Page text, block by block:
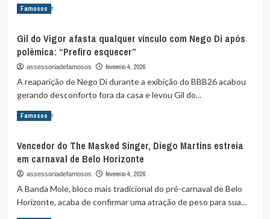
global
odontologia
moderna
Read MoreRead
Rayane
Figliuzzi
fala
Belo
contracenar
Viviane
em
“Três
Graças”
e
elogia
ex
Famosos
Gil do Vigor afasta qualquer vínculo com Nego Di após
polêmica: “Prefiro esquecer”
assessoriadefamosos fevereiro 4, 2026
A reaparição de Nego Di durante a exibição do BBB26 acabou
gerando desconforto fora da casa e levou Gil do...
Read MoreRead
Gil
do
Vigor
qualquer
vínculo
Famosos
Vencedor do The Masked Singer, Diego Martins estreia
em carnaval de Belo Horizonte
assessoriadefamosos fevereiro 4, 2026
A Banda Mole, bloco mais tradicional do pré-carnaval de Belo
Horizonte, acaba de confirmar uma atração de peso para sua...